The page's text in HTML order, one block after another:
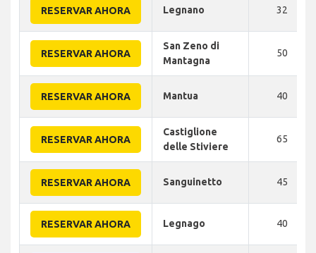
RESERVAR AHORA Legnano 32
RESERVAR AHORA
San Zeno di
Mantagna
50
RESERVAR AHORA Mantua 40
RESERVAR AHORA
Castiglione
delle Stiviere
65
RESERVAR AHORA Sanguinetto 45
RESERVAR AHORA Legnago 40